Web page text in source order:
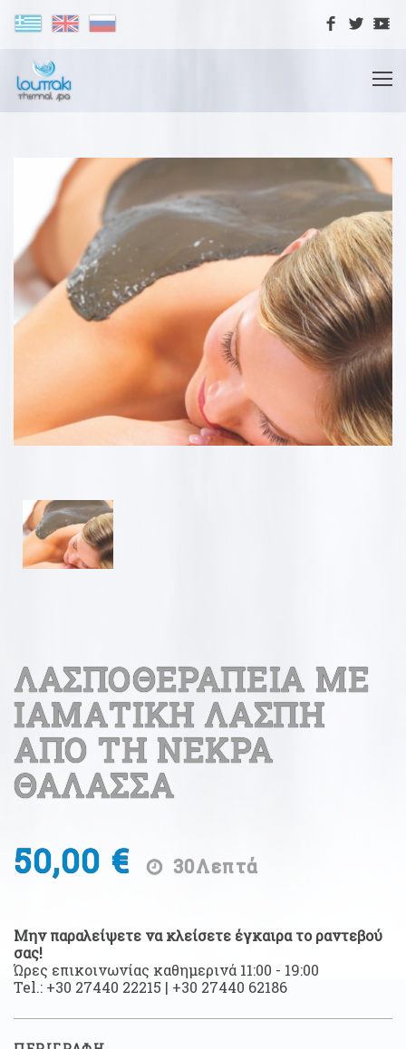
ΛΑΣΠΟΘΕΡΑΠΕΙΑ ΜΕ
ΙΑΜΑΤΙΚΗ ΛΑΣΠΗ
ΑΠΟ ΤΗ ΝΕΚΡΑ
ΘΑΛΑΣΣΑ
50,00 €
30Λεπτά
Μην παραλείψετε να κλείσετε έγκαιρα το ραντεβού
σας!
Ώρες επικοινωνίας καθημερινά 11:00 - 19:00
Tel.: +30 27440 22215 | +30 27440 62186